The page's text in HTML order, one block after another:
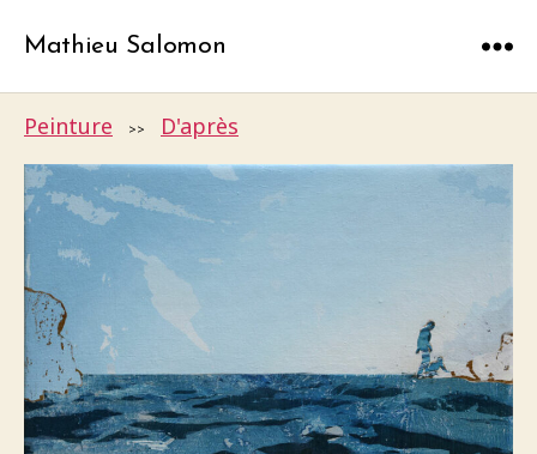
Mathieu Salomon
Peinture >> D'après